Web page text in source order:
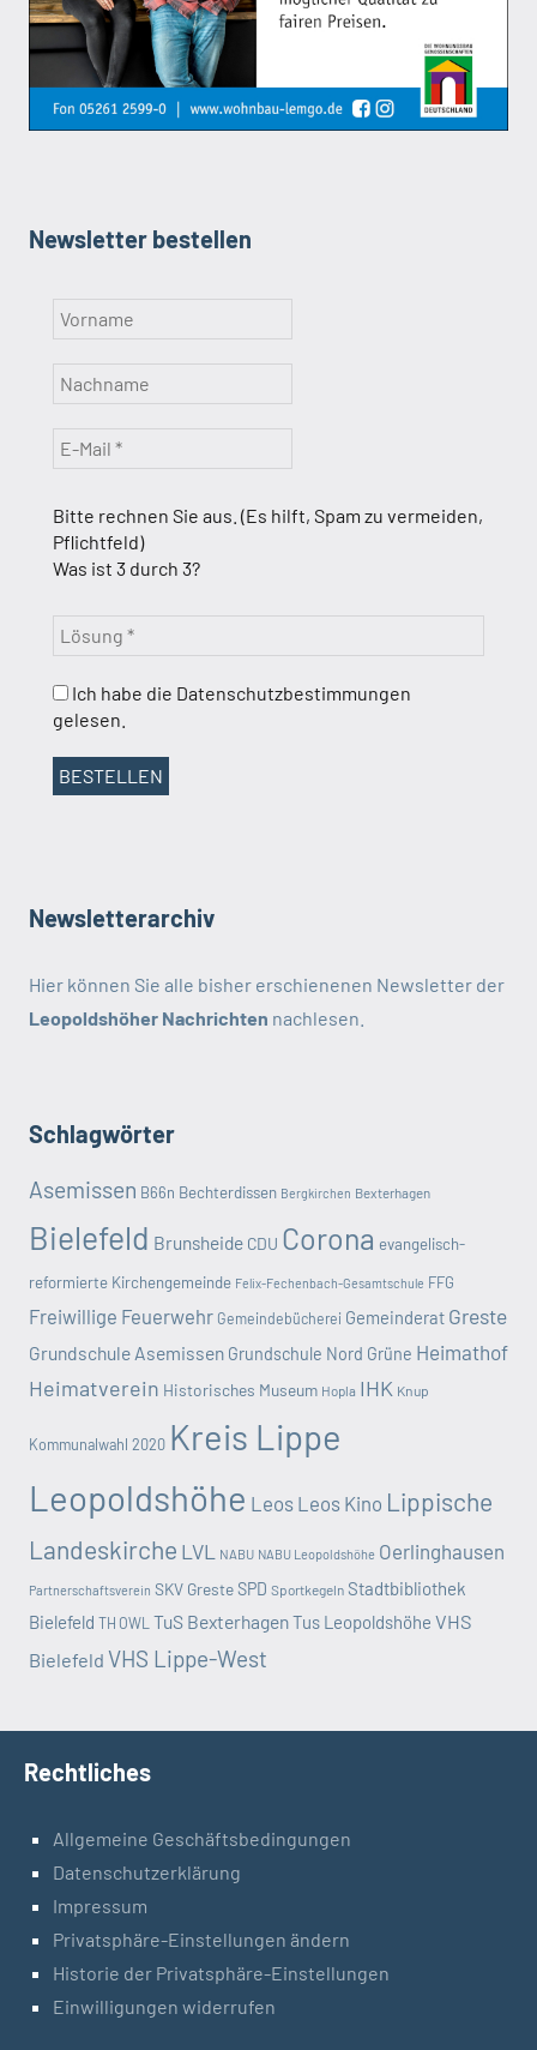
Newsletter bestellen
Bitte rechnen Sie aus. (Es hilft, Spam zu vermeiden,
Pflichtfeld)
Was ist 3 durch 3?
Ich habe die Datenschutzbestimmungen
gelesen.
Newsletterarchiv
Hier können Sie alle bisher erschienenen Newsletter der
Leopoldshöher Nachrichten nachlesen.
Schlagwörter
Asemissen B66n Bechterdissen Bergkirchen Bexterhagen
Bielefeld Brunsheide CDU Corona evangelisch-
reformierte Kirchengemeinde Felix-Fechenbach-Gesamtschule FFG
Freiwillige Feuerwehr Gemeindebücherei Gemeinderat Greste
Grundschule Asemissen Grundschule Nord Grüne Heimathof
Heimatverein Historisches Museum Hopla IHK Knup
Kommunalwahl 2020 Kreis Lippe
Leopoldshöhe Leos Leos Kino Lippische
Landeskirche LVL NABU NABU Leopoldshöhe Oerlinghausen
Partnerschaftsverein SKV GresteSPD Sportkegeln Stadtbibliothek
Bielefeld TH OWL TuS BexterhagenTus Leopoldshöhe VHS
Bielefeld VHS Lippe-West
Rechtliches
Allgemeine Geschäftsbedingungen
Datenschutzerklärung
Impressum
Privatsphäre-Einstellungen ändern
Historie der Privatsphäre-Einstellungen
Einwilligungen widerrufen